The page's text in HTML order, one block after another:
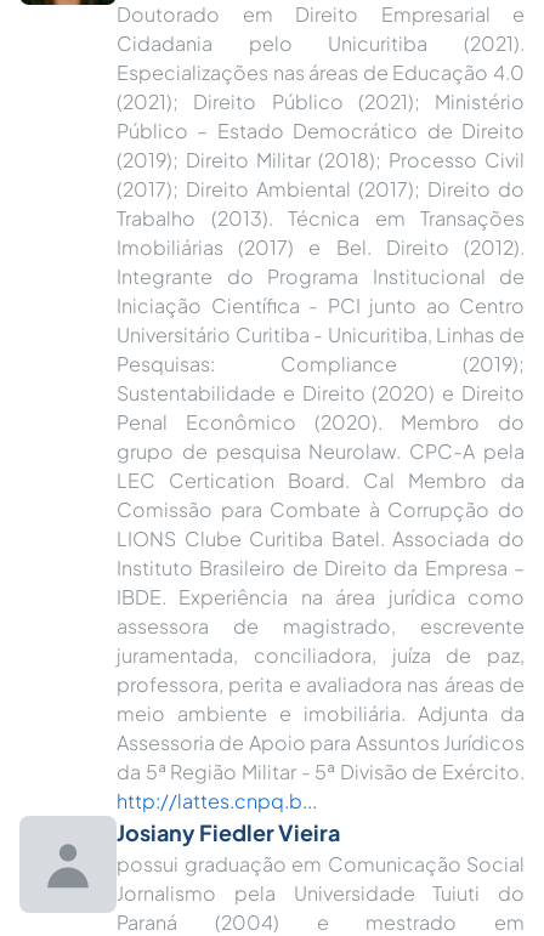
Doutorado em Direito Empresarial e
Cidadania pelo Unicuritiba (2021).
Especializações nas áreas de Educação 4.0
(2021); Direito Público (2021); Ministério
Público – Estado Democrático de Direito
(2019); Direito Militar (2018); Processo Civil
(2017); Direito Ambiental (2017); Direito do
Trabalho (2013). Técnica em Transações
Imobiliárias (2017) e Bel. Direito (2012).
Integrante do Programa Institucional de
Iniciação Científica - PCI junto ao Centro
Universitário Curitiba - Unicuritiba, Linhas de
Pesquisas: Compliance (2019);
Sustentabilidade e Direito (2020) e Direito
Penal Econômico (2020). Membro do
grupo de pesquisa Neurolaw. CPC-A pela
LEC Certication Board. Cal Membro da
Comissão para Combate à Corrupção do
LIONS Clube Curitiba Batel. Associada do
Instituto Brasileiro de Direito da Empresa –
IBDE. Experiência na área jurídica como
assessora de magistrado, escrevente
juramentada, conciliadora, juíza de paz,
professora, perita e avaliadora nas áreas de
meio ambiente e imobiliária. Adjunta da
Assessoria de Apoio para Assuntos Jurídicos
da 5ª Região Militar - 5ª Divisão de Exército.
http://lattes.cnpq.b...
Josiany Fiedler Vieira
possui graduação em Comunicação Social
Jornalismo pela Universidade Tuiuti do
Paraná (2004) e mestrado em